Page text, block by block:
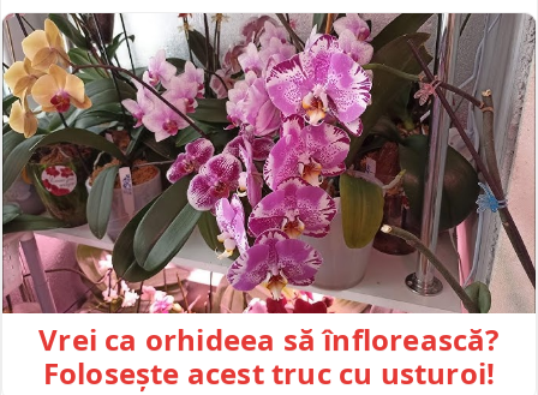
Vrei ca orhideea să înflorească?
Folosește acest truc cu usturoi!